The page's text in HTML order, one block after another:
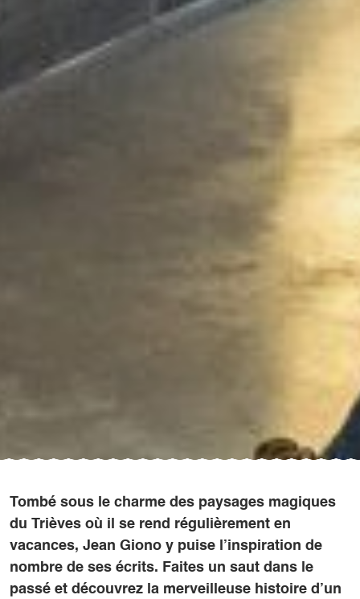
Tombé sous le charme des paysages magiques
du Trièves où il se rend régulièrement en
vacances, Jean Giono y puise l’inspiration de
nombre de ses écrits. Faites un saut dans le
passé et découvrez la merveilleuse histoire d’un